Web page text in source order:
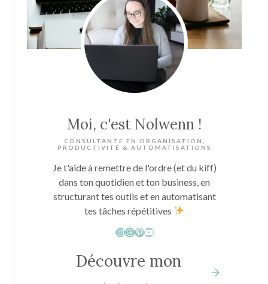
Moi, c'est Nolwenn !
CONSULTANTE EN ORGANISATION,
PRODUCTIVITÉ & AUTOMATISATIONS
Je t'aide à remettre de l'ordre (et du kiff)
dans ton quotidien et ton business, en
structurant tes outils et en automatisant
tes tâches répétitives
Instagram
Threads
Pinterest
YouTube
Découvre mon